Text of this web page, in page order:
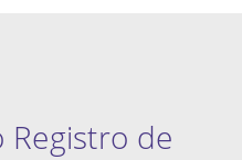
Registro de